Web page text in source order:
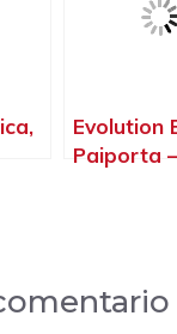
Evolution
Paiporta –